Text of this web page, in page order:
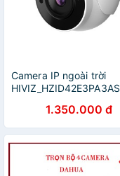
Camera IP ngoài trời
HIVIZ_HZID42E3PA3AS
1.350.000 đ